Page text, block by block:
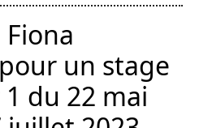
un stage
du 22 mai